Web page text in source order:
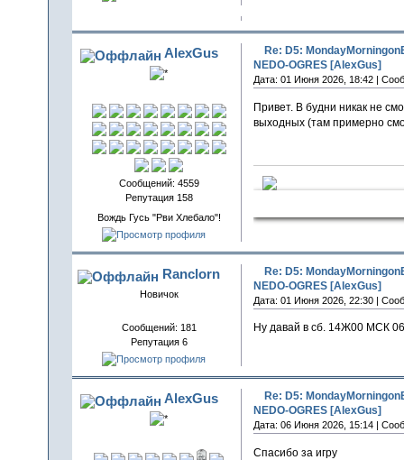
AlexGus
Сообщений: 4559
Репутация 158
Вождь Гусь "Рви Хлебало"!
Re: D5:
NEDO-OGRES [AlexGus]
Дата: 01 Июня 2026, 18:42 |
Привет. В будни никак не
выходных (там примерно
Ranclorn
Новичок
Сообщений: 181
Репутация 6
Re: D5:
NEDO-OGRES [AlexGus]
Дата: 01 Июня 2026, 22:30 |
Ну давай в сб. 14Ж00 МСК
AlexGus
Re: D5:
NEDO-OGRES [AlexGus]
Дата: 06 Июня 2026, 15:14 |
Спасибо за игру